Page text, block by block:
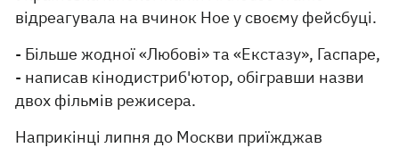
відреагувала на вчинок Ное у своєму фейсбуці.
- Більше жодної «Любові» та «Екстазу», Гаспаре,
- написав кінодистриб'ютор, обігравши назви
двох фільмів режисера.
Наприкінці липня до Москви приїжджав